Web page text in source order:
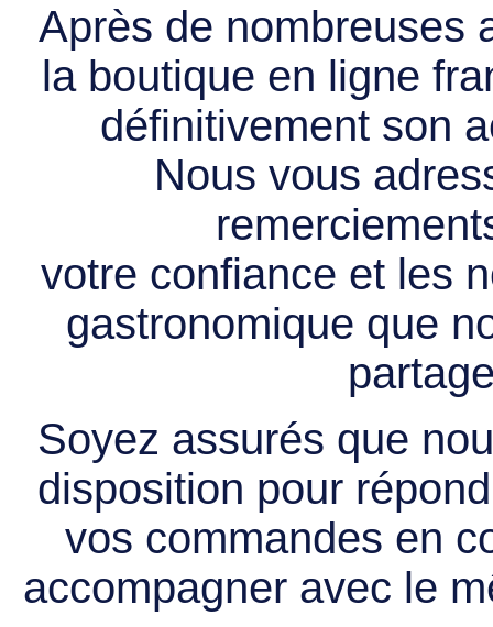
Après de nombreuses
la boutique en ligne
définitivement son
Nous vous
votre confiance et les
gastronomique que
Soyez assurés que
disposition pour
vos commandes en
accompagner avec le